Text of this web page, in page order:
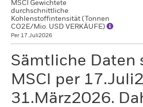
MSCI Gewichtete
durchschnittliche
Kohlenstoffintensität (Tonnen
CO2E/Mio. USD VERKÄUFE)
Per 17.Juli2026
Sämtliche Daten
MSCI per
31.März2026.